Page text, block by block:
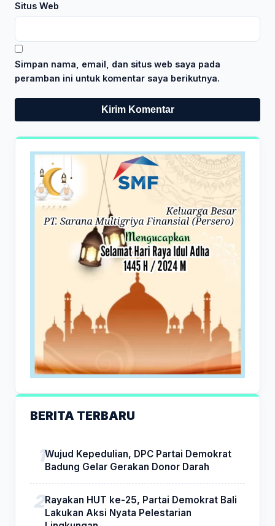
Situs Web
Simpan nama, email, dan situs web saya pada
peramban ini untuk komentar saya berikutnya.
BERITA TERBARU
Wujud Kepedulian, DPC Partai Demokrat
Badung Gelar Gerakan Donor Darah
Rayakan HUT ke-25, Partai Demokrat Bali
Lakukan Aksi Nyata Pelestarian